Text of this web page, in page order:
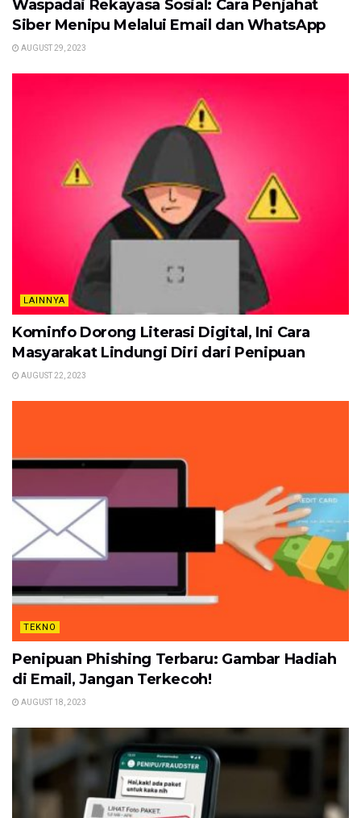
Waspadai Rekayasa Sosial: Cara Penjahat
Siber Menipu Melalui Email dan WhatsApp
AUGUST 29, 2023
LAINNYA
Kominfo Dorong Literasi Digital, Ini Cara
Masyarakat Lindungi Diri dari Penipuan
AUGUST 22, 2023
TEKNO
Penipuan Phishing Terbaru: Gambar Hadiah
di Email, Jangan Terkecoh!
AUGUST 18, 2023